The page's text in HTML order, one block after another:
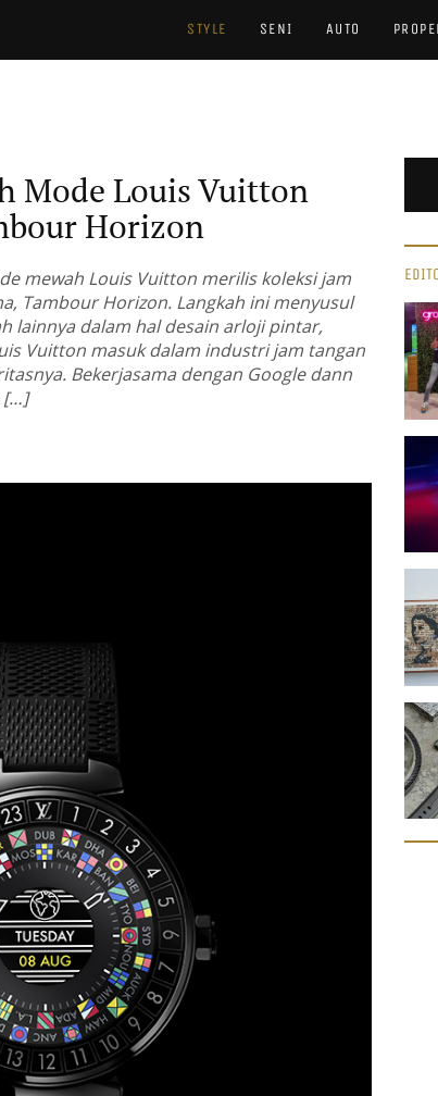
STYLE SENI AUTO
Mode Louis Vuitton
Horizon
mewah Louis Vuitton merilis koleksi jam
Tambour Horizon. Langkah ini menyusul
lainnya dalam hal desain arloji pintar,
Vuitton masuk dalam industri jam tangan
Bekerjasama dengan Google dann
[…]